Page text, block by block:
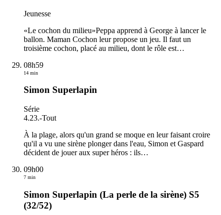
Jeunesse
«Le cochon du milieu»Peppa apprend à George à lancer le
ballon. Maman Cochon leur propose un jeu. Il faut un
troisième cochon, placé au milieu, dont le rôle est…
08h59
14 min
Simon Superlapin
Série
4.23.-Tout
À la plage, alors qu'un grand se moque en leur faisant croire
qu'il a vu une sirène plonger dans l'eau, Simon et Gaspard
décident de jouer aux super héros : ils…
09h00
7 min
Simon Superlapin (La perle de la sirène) S5
(32/52)